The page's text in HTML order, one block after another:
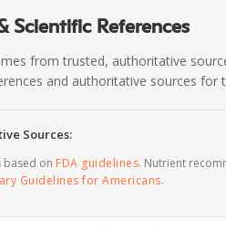
Scientific References
from trusted, authoritative
and authoritative sources for
Sources:
based on FDA guidelines. Nutrient
Guidelines for Americans.